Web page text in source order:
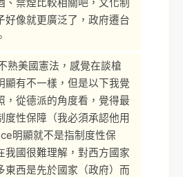
、禁煙比較相關吧，文化制
好像就更廣泛了，政府遷台
熟美國憲法，感覺在談槍
顯有不一樣，但是以下我覺
，從德派的角度看，覺得最
度性保障（我必須承認他用
明顯就不是指制度性保
我國很難理解，對西方國家
東西是先於國家（政府）而